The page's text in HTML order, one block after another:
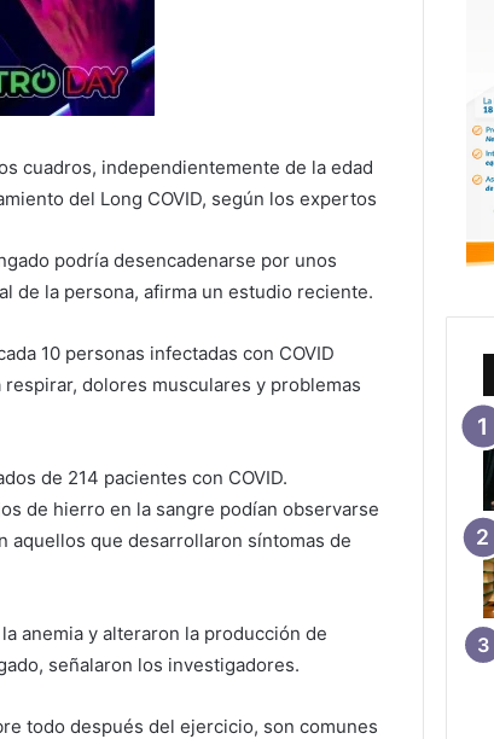
cuadros, independientemente de la edad
del Long COVID, según los expertos
podría desencadenarse por unos
de la persona, afirma un estudio reciente.
10 personas infectadas con COVID
dolores musculares y problemas
de 214 pacientes con COVID.
de hierro en la sangre podían observarse
aquellos que desarrollaron síntomas de
anemia y alteraron la producción de
señalaron los investigadores.
todo después del ejercicio, son comunes